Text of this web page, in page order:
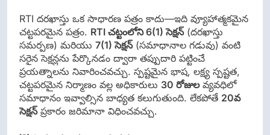
RTI దరఖాస్తు ఒక సాధారణ పత్రం కాదు—ఇది వ్యూహాత్మకమైన
చట్టపరమైన పత్రం. RTI చట్టంలోని6(1)సెక్షన్(దరఖాస్తు
సమర్పణ) మరియు 7(1)సెక్షన్(సమాధానాల గడువు) వంటి
సరైన సెక్షన్లను పేర్కొనడం ద్వారా తప్పుదారి పట్టించే
ప్రయత్నాలను నివారించవచ్చు. స్పష్టమైన భాష, లక్ష్య స్పష్టత,
చట్టపరమైన నిర్మాణం వల్ల అధికారులు 30 రోజులవ్యవధిలో
సమాధానం ఇవ్వాల్సిన బాధ్యత కలుగుతుంది. లేకపోతే 20వ
సెక్షన్ప్రకారం జరిమానా విధించవచ్చు.